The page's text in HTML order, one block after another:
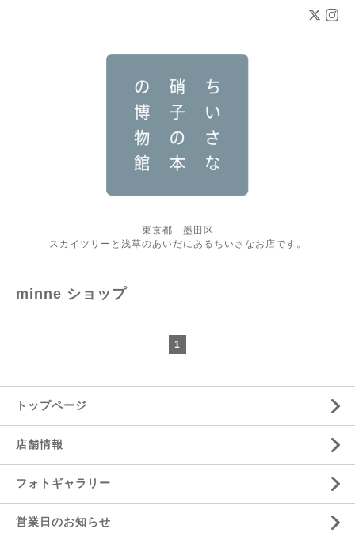
東京都 墨田区
スカイツリーと浅草のあいだにあるちいさなお店です。
minne ショップ
1
トップページ
店舗情報
フォトギャラリー
営業日のお知らせ